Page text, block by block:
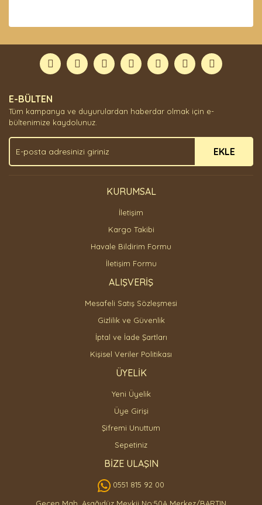
Yorum Yaz
formunu kullanarak tarafımıza iletebilirsiniz.
Görüş ve önerileriniz için teşekkür ederiz.
Ürün açıklamasında eksik bilgiler bulunuyor.
Ürün bilgilerinde hatalar bulunuyor.
Ürün fiyatı diğer sitelerden daha pahalı.
Bu ürüne benzer farklı alternatifler olmalı.
Gönder
E-BÜLTEN
Tüm kampanya ve duyurulardan haberdar olmak için e-
bültenimize kaydolunuz.
EKLE
KURUMSAL
İletişim
Kargo Takibi
Havale Bildirim Formu
İletişim Formu
ALIŞVERİŞ
Mesafeli Satış Sözleşmesi
Gizlilik ve Güvenlik
İptal ve İade Şartları
Kişisel Veriler Politikası
ÜYELİK
Yeni Üyelik
Üye Girişi
Şifremi Unuttum
Sepetiniz
BİZE ULAŞIN
0551 815 92 00